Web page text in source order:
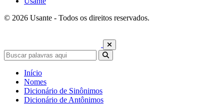
© 2026 Usante - Todos os direitos reservados.
Início
Nomes
Dicionário de Sinônimos
Dicionário de Antônimos